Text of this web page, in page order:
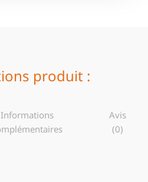
produit :
Informations
Avis
(0)